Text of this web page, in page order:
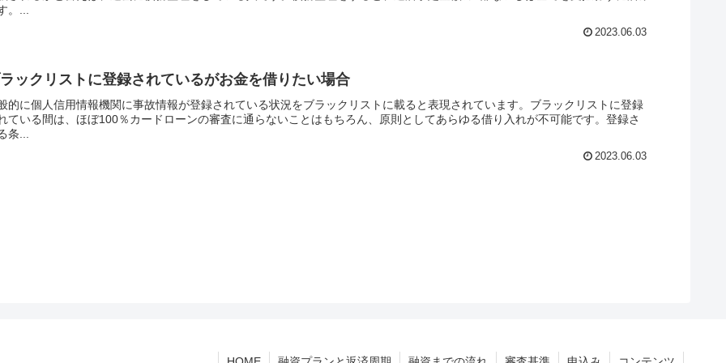
。...
2023.06.03
ックリストに登録されているがお金を借りたい場合
的に個人信用情報機関に事故情報が登録されている状況をブラックリストに載ると表現されています。ブラックリストに登録
ている間は、ほぼ100％カードローンの審査に通らないことはもちろん、原則としてあらゆる借り入れが不可能です。登録さ
条...
2023.06.03